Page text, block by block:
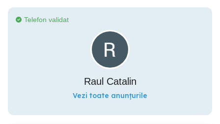
Telefon validat
Raul Catalin
Vezi toate anunțurile